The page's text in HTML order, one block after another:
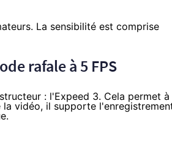
La sensibilité est comprise
rafale à 5 FPS
: l'Expeed 3. Cela permet à
vidéo, il supporte